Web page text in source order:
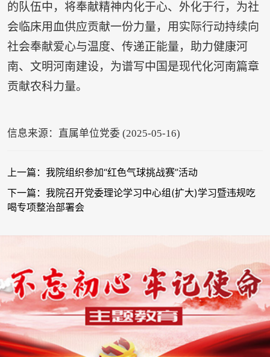
的队伍中，将奉献精神内化于心、外化于行，为社
会临床用血供应贡献一份力量，用实际行动持续向
社会奉献爱心与温度、传递正能量，助力健康河
南、文明河南建设，为谱写中国是现代化河南篇章
贡献农科力量。
信息来源：直属单位党委 (2025-05-16)
上一篇：我院组织参加“红色气球挑战赛”活动
下一篇：我院召开党委理论学习中心组(扩大)学习暨违规吃
喝专项整治部署会